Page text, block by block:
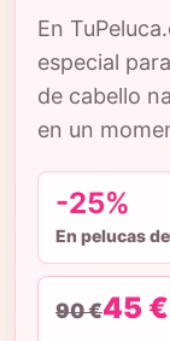
En
especial
de cabello
en un
-25%
En pelucas
90 €45 €